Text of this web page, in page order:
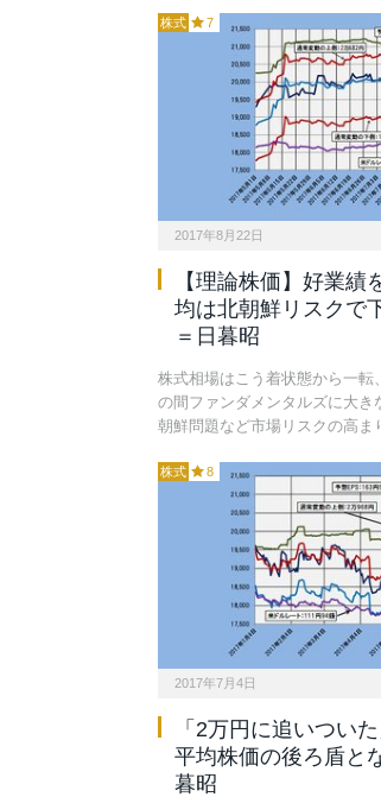
株式 7
2017年8月22日
【理論株価】好業績
均は北朝鮮リスクで
＝日暮昭
株式相場はこう着状態から一転
の間ファンダメンタルズに大き
朝鮮問題など市場リスクの高ま
株式 8
2017年7月4日
「2万円に追いつい
平均株価の後ろ盾と
暮昭